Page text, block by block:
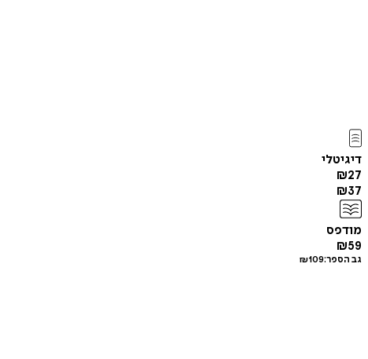
דיגיטלי
₪27
₪37
מודפס
₪59
גב הספר: ₪109